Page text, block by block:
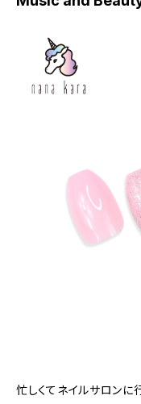
忙しくてネイルサロンに